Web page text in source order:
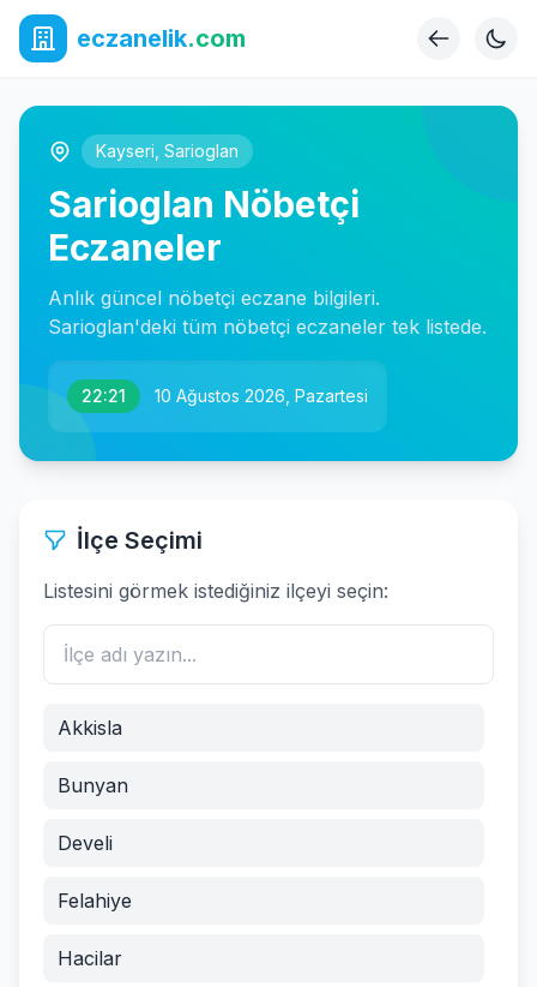
eczanelik.com
Kayseri Sarioglan
Sarioglan Nöbetçi
Eczaneler
Anlık güncel nöbetçi eczane bilgileri.
Sarioglan'deki tüm nöbetçi eczaneler tek listede.
22:21 10 Ağustos 2026, Pazartesi
İlçe Seçimi
Listesini görmek istediğiniz ilçeyi seçin:
Akkisla
Bunyan
Develi
Felahiye
Hacilar